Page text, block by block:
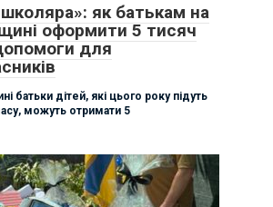
як батькам на
оформити 5 тисяч
для
батьки дітей, які цього року підуть
можуть отримати 5